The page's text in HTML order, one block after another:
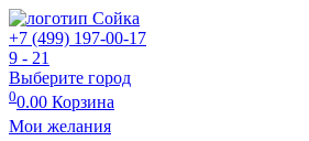
+7 (499) 197-00-17
9 - 21
Выберите город
00.00 Корзина
Мои желания